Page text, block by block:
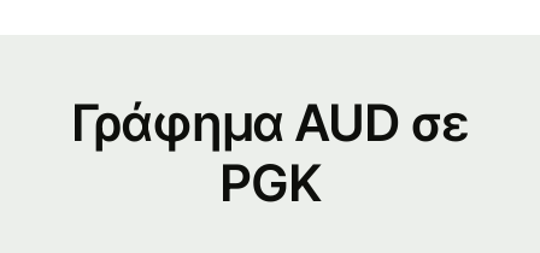
Γράφημα AUD σε
PGK